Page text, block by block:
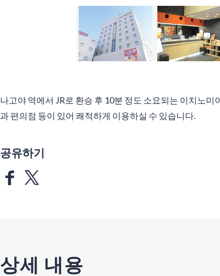
나고야 역에서 JR로 환승 후 10분 정도 소요되는 이치노
과 편의점 등이 있어 쾌적하게 이용하실 수 있습니다.
공유하기
상세 내용